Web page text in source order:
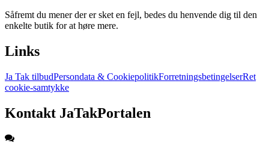
Såfremt du mener der er sket en fejl, bedes du henvende dig til den
enkelte butik for at høre mere.
Links
Ja Tak tilbudPersondata & CookiepolitikForretningsbetingelserRet
cookie-samtykke
Kontakt JaTakPortalen